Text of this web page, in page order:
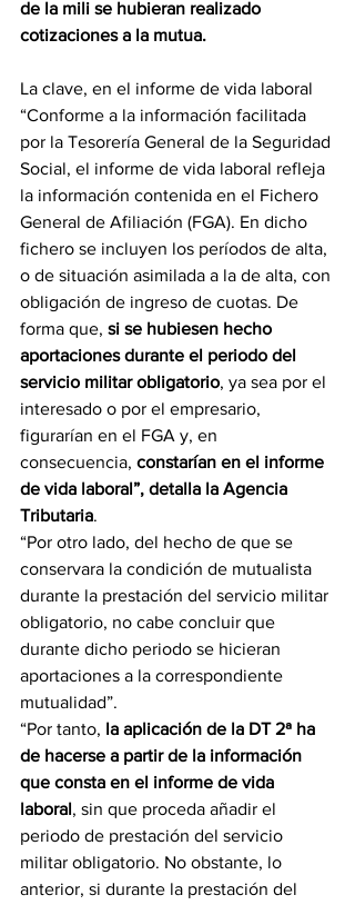
de la mili se hubieran realizado
cotizaciones a la mutua.
La clave, en el informe de vida laboral
“Conforme a la información facilitada
por la Tesorería General de la Seguridad
Social, el informe de vida laboral refleja
la información contenida en el Fichero
General de Afiliación (FGA). En dicho
fichero se incluyen los períodos de alta,
o de situación asimilada a la de alta, con
obligación de ingreso de cuotas. De
forma que, si se hubiesen hecho
aportaciones durante el periodo del
servicio militar obligatorio, ya sea por el
interesado o por el empresario,
figurarían en el FGA y, en
consecuencia, constarían en el informe
de vida laboral”, detalla la Agencia
Tributaria.
“Por otro lado, del hecho de que se
conservara la condición de mutualista
durante la prestación del servicio militar
obligatorio, no cabe concluir que
durante dicho periodo se hicieran
aportaciones a la correspondiente
mutualidad”.
“Por tanto, la aplicación de la DT 2ª ha
de hacerse a partir de la información
que consta en el informe de vida
laboral, sin que proceda añadir el
periodo de prestación del servicio
militar obligatorio. No obstante, lo
anterior, si durante la prestación del